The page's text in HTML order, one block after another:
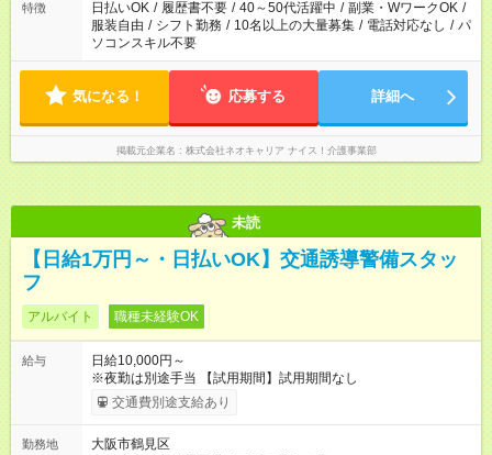
特徴 日払いOK / 履歴書不要 / 40～50代活躍中 / 副業・WワークOK /
服装自由 / シフト勤務 / 10名以上の大量募集 / 電話対応なし / パ
ソコンスキル不要
気になる！ 応募する 詳細へ
掲載元企業名 株式会社ネオキャリア ナイス！介護事業部
未読
【日給1万円～・日払いOK】交通誘導警備スタッ
フ
アルバイト 職種未経験OK
給与
日給10,000円～
※夜勤は別途手当 【試用期間】試用期間なし
交通費別途支給あり
勤務地
大阪市鶴見区